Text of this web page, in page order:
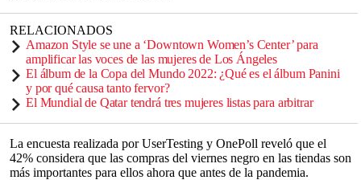
0
seconds
RELACIONADOS
Amazon Style se une a ‘Downtown Women’s Center’ para
amplificar las voces de las mujeres de Los Ángeles
El álbum de la Copa del Mundo 2022: ¿Qué es el álbum Panini
y por qué causa tanto fervor?
El Mundial de Qatar tendrá tres mujeres listas para arbitrar
La encuesta realizada por UserTesting y OnePoll reveló que el
42% considera que las compras del viernes negro en las tiendas son
más importantes para ellos ahora que antes de la pandemia.